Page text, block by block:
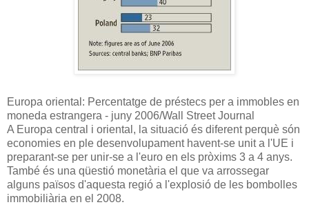
Europa oriental: Percentatge de préstecs per a immobles en
moneda estrangera - juny 2006/Wall Street Journal
A Europa central i oriental, la situació és diferent perquè són
economies en ple desenvolupament havent-se unit a l'UE i
preparant-se per unir-se a l'euro en els pròxims 3 a 4 anys.
També és una qüestió monetària el que va arrossegar
alguns països d'aquesta regió a l'explosió de les bombolles
immobiliària en el 2008.